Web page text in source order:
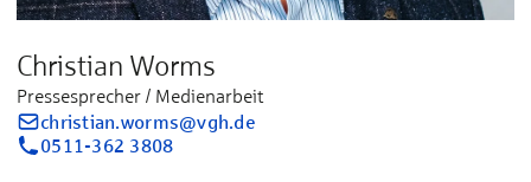
Christian Worms
Pressesprecher / Medienarbeit
christian.worms@vgh.de
0511-362 3808